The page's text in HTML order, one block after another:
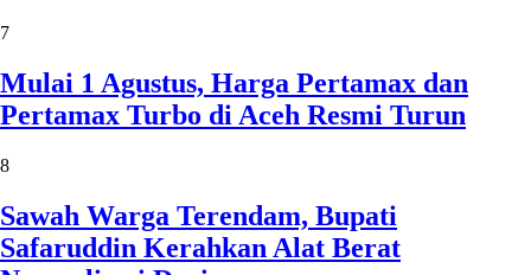
7
Mulai 1 Agustus, Harga Pertamax dan
Pertamax Turbo di Aceh Resmi Turun
8
Sawah Warga Terendam, Bupati
Safaruddin Kerahkan Alat Berat